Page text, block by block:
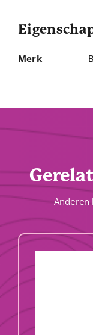
Merk
Anderen